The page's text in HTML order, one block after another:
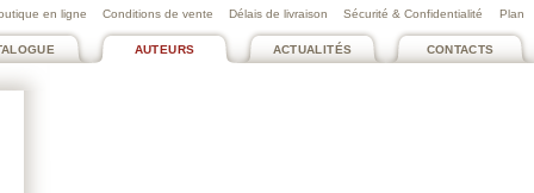
Plan
en ligne Conditions de vente Délais de livraison Sécurité & Confidentialité
CONTACTS
ACTUALITÉS
AUTEURS